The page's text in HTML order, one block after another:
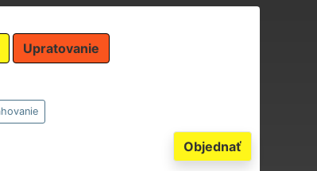
Upratovanie
Objednať